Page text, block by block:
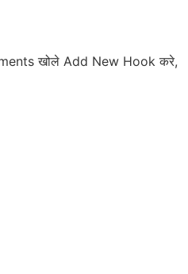
खोले Add New Hook करे,